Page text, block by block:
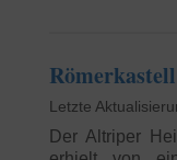
Der Altriper